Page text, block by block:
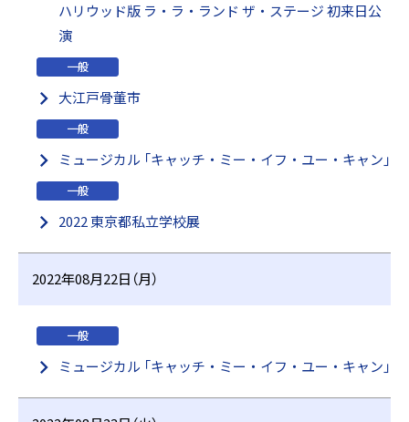
ハリウッド版 ラ・ラ・ランド ザ・ステージ 初来日公
演
一般
大江戸骨董市
一般
ミュージカル 「キャッチ・ミー・イフ・ユー・キャン」
一般
2022 東京都私立学校展
2022年08月22日（月）
一般
ミュージカル 「キャッチ・ミー・イフ・ユー・キャン」